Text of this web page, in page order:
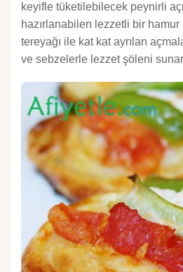
keyifle tüketilebilecek peynirli
hazırlanabilen lezzetli bir
tereyağı ile kat kat ayrılan
ve sebzelerle lezzet şöleni